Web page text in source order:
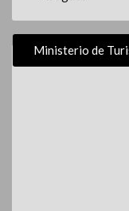
Ministerio de